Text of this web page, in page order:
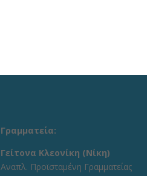
Γραμματεία:
Γείτονα Κλεονίκη (Νίκη)
Aναπλ. Προϊσταμένη Γραμματείας